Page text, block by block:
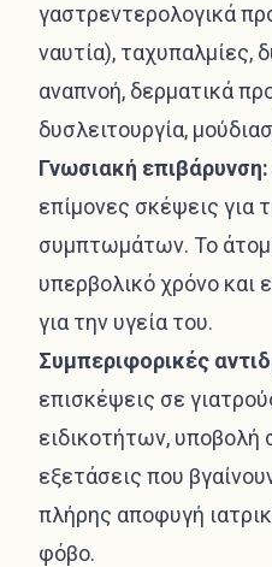
γαστρεντερολογικά
ναυτία), ταχυπαλμίες,
αναπνοή, δερματικά
δυσλειτουργία,
Γνωσιακή επιβάρυνση:
επίμονες σκέψεις για
συμπτωμάτων. Το
υπερβολικό χρόνο και
για την υγεία του.
Συμπεριφορικές
επισκέψεις σε
ειδικοτήτων, υποβολή
εξετάσεις που
πλήρης αποφυγή
φόβο.